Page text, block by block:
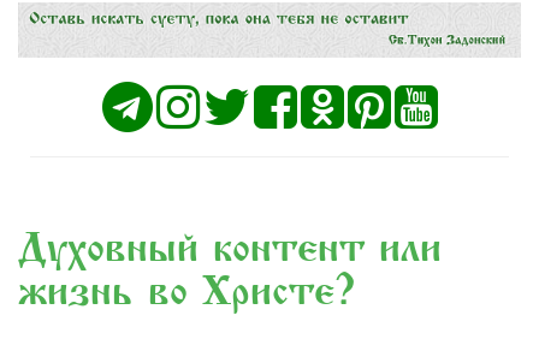
«Духовный контент» или
жизнь во Христе?